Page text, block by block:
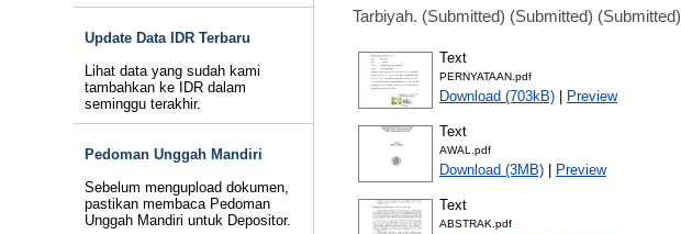
Update Data IDR Terbaru
Lihat data yang sudah kami
tambahkan ke IDR dalam
seminggu terakhir.
Pedoman Unggah Mandiri
Sebelum mengupload dokumen,
pastikan membaca Pedoman
Unggah Mandiri untuk Depositor.
Tarbiyah. (Submitted) (Submitted) (Submitted)
Text
PERNYATAAN.pdf
Download (703kB)| Preview
Text
AWAL.pdf
Download (3MB)| Preview
Text
ABSTRAK.pdf